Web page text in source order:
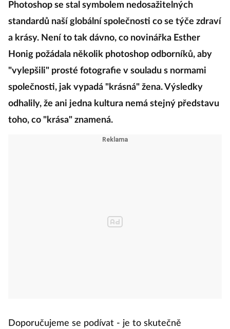
Photoshop se stal symbolem nedosažitelných
standardů naší globální společnosti co se týče zdraví
a krásy. Není to tak dávno, co novinářka Esther
Honig požádala několik photoshop odborníků, aby
"vylepšili" prosté fotografie v souladu s normami
společnosti, jak vypadá "krásná" žena. Výsledky
odhalily, že ani jedna kultura nemá stejný představu
toho, co "krása" znamená.
Doporučujeme se podívat - je to skutečně